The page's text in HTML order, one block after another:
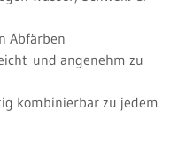
Abfärben
und angenehm zu
kombinierbar zu jedem